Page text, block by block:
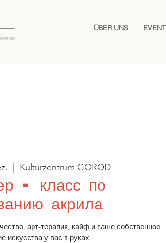
ÜBER UNS
Kulturzentrum GOROD
- класс по
акрила
арт-терапия, кайф и ваше собственное
искусства у вас в руках.